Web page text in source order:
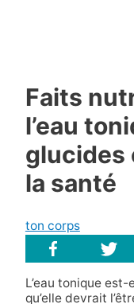
Faits
l’eau
glucides
la santé
ton corps
L’eau tonique
qu’elle devrait